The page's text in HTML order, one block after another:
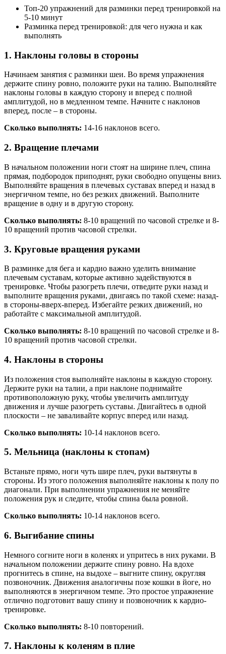
Топ-20 упражнений для разминки перед тренировкой на
5-10 минут
Разминка перед тренировкой: для чего нужна и как
выполнять
1. Наклоны головы в стороны
Начинаем занятия с разминки шеи. Во время упражнения
держите спину ровно, положите руки на талию. Выполняйте
наклоны головы в каждую сторону и вперед с полной
амплитудой, но в медленном темпе. Начните с наклонов
вперед, после – в стороны.
Сколько выполнять: 14-16 наклонов всего.
2. Вращение плечами
В начальном положении ноги стоят на ширине плеч, спина
прямая, подбородок приподнят, руки свободно опущены вниз.
Выполняйте вращения в плечевых суставах вперед и назад в
энергичном темпе, но без резких движений. Выполните
вращение в одну и в другую сторону.
Сколько выполнять: 8-10 вращений по часовой стрелке и 8-
10 вращений против часовой стрелки.
3. Круговые вращения руками
В разминке для бега и кардио важно уделить внимание
плечевым суставам, которые активно задействуются в
тренировке. Чтобы разогреть плечи, отведите руки назад и
выполните вращения руками, двигаясь по такой схеме: назад-
в стороны-вверх-вперед. Избегайте резких движений, но
работайте с максимальной амплитудой.
Сколько выполнять: 8-10 вращений по часовой стрелке и 8-
10 вращений против часовой стрелки.
4. Наклоны в стороны
Из положения стоя выполняйте наклоны в каждую сторону.
Держите руки на талии, а при наклоне поднимайте
противоположную руку, чтобы увеличить амплитуду
движения и лучше разогреть суставы. Двигайтесь в одной
плоскости – не заваливайте корпус вперед или назад.
Сколько выполнять: 10-14 наклонов всего.
5. Мельница (наклоны к стопам)
Встаньте прямо, ноги чуть шире плеч, руки вытянуты в
стороны. Из этого положения выполняйте наклоны к полу по
диагонали. При выполнении упражнения не меняйте
положения рук и следите, чтобы спина была ровной.
Сколько выполнять: 10-14 наклонов всего.
6. Выгибание спины
Немного согните ноги в коленях и упритесь в них руками. В
начальном положении держите спину ровно. На вдохе
прогнитесь в спине, на выдохе – выгните спину, округляя
позвоночник. Движения аналогичны позе кошки в йоге, но
выполняются в энергичном темпе. Это простое упражнение
отлично подготовит вашу спину и позвоночник к кардио-
тренировке.
Сколько выполнять: 8-10 повторений.
7. Наклоны к коленям в плие